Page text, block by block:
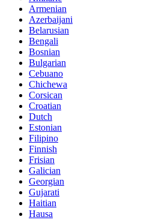
Armenian
Azerbaijani
Belarusian
Bengali
Bosnian
Bulgarian
Cebuano
Chichewa
Corsican
Croatian
Dutch
Estonian
Filipino
Finnish
Frisian
Galician
Georgian
Gujarati
Haitian
Hausa